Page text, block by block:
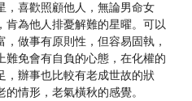
，喜歡照顧他人，無論男命女
為他人排憂解難的星曜。可以
做事有原則性，但容易固執，
難免會有自負的心態，在化權的
，辦事也比較有老成世故的狀
情形，老氣橫秋的感覺。